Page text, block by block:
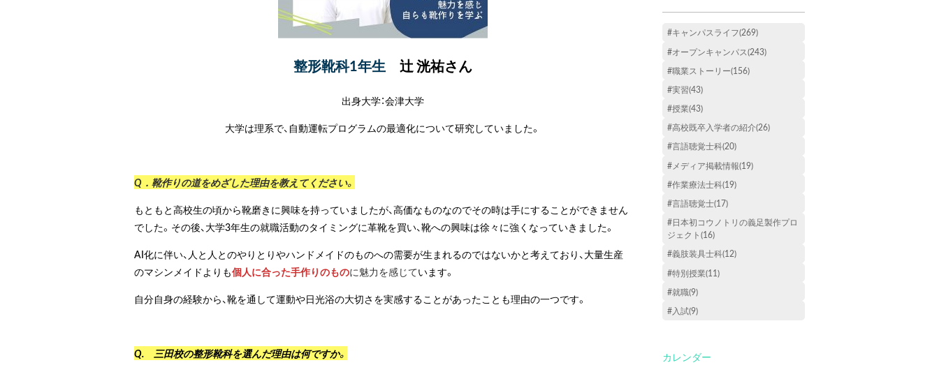
整形靴科1年生 辻 洸祐さん
出身大学：会津大学
大学は理系で、自動運転プログラムの最適化について研究していました。
Q．靴作りの道をめざした理由を教えてください。
もともと高校生の頃から靴磨きに興味を持っていましたが、高価なものなのでその時は手にすることができません
でした。その後、大学3年生の就職活動のタイミングに革靴を買い、靴への興味は徐々に強くなっていきました。
AI化に伴い、人と人とのやりとりやハンドメイドのものへの需要が生まれるのではないかと考えており、大量生産
のマシンメイドよりも個人に合った手作りのものに魅力を感じています。
自分自身の経験から、靴を通して運動や日光浴の大切さを実感することがあったことも理由の一つです。
Q. 三田校の整形靴科を選んだ理由は何ですか。
#キャンパスライフ(269)
#オープンキャンパス(243)
#職業ストーリー(156)
#実習(43)
#授業(43)
#高校既卒入学者の紹介(26)
#言語聴覚士科(20)
#メディア掲載情報(19)
#作業療法士科(19)
#言語聴覚士(17)
#日本初コウノトリの義足製作プロ
ジェクト(16)
#義肢装具士科(12)
#特別授業(11)
#就職(9)
#入試(9)
カレンダー